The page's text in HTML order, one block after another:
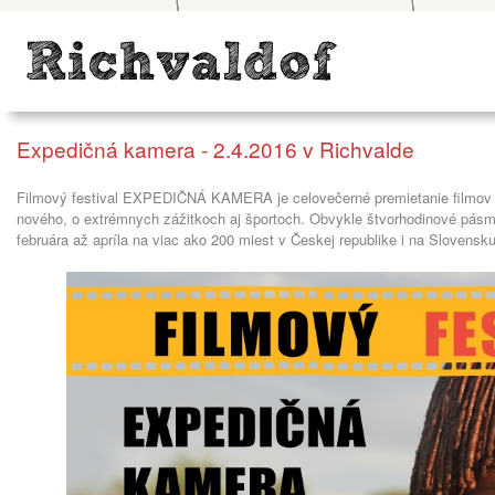
Expedičná kamera - 2.4.2016 v Richvalde
Filmový festival EXPEDIČNÁ KAMERA je celovečerné premietanie
nového, o extrémnych zážitkoch aj športoch. Obvykle štvorhodinové
februára až apríla na viac ako 200 miest v Českej republike i na